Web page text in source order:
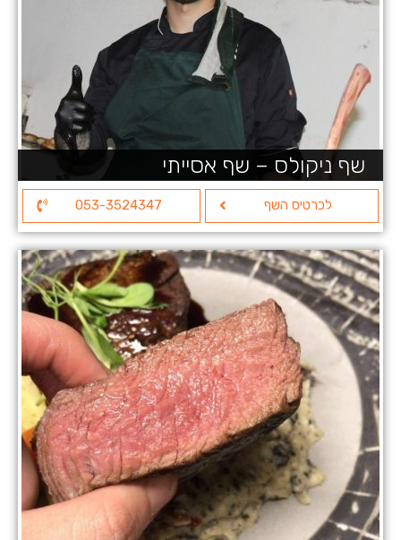
שף ניקולס – שף אסייתי
לכרטיס השף 053-3524347